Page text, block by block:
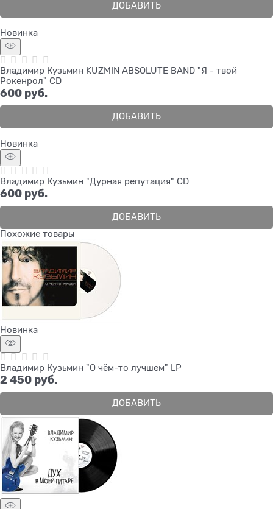
ДОБАВИТЬ
Новинка
Владимир Кузьмин KUZMIN ABSOLUTE BAND "Я - твой
Рокенрол" CD
600 руб.
ДОБАВИТЬ
Новинка
Владимир Кузьмин "Дурная репутация" CD
600 руб.
ДОБАВИТЬ
Похожие товары
Новинка
Владимир Кузьмин "О чём-то лучшем" LP
2 450 руб.
ДОБАВИТЬ